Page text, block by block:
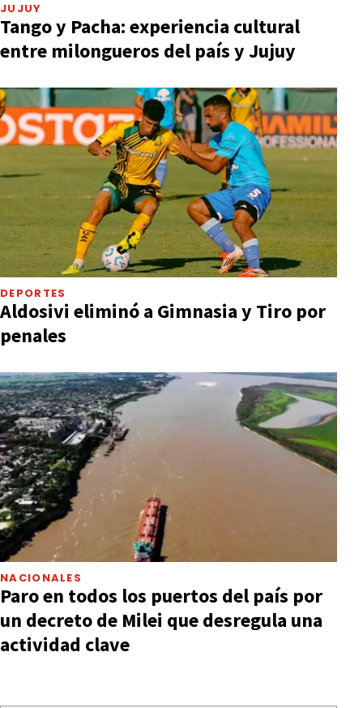
JUJUY
Tango y Pacha: experiencia cultural
entre milongueros del país y Jujuy
DEPORTES
Aldosivi eliminó a Gimnasia y Tiro por
penales
NACIONALES
Paro en todos los puertos del país por
un decreto de Milei que desregula una
actividad clave